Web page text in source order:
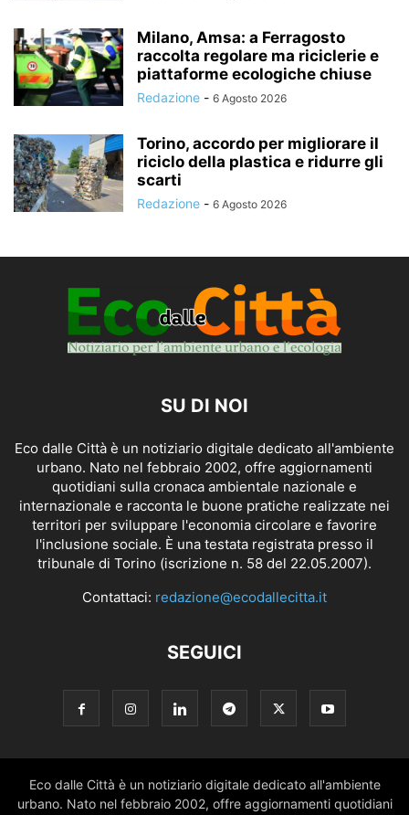
Milano, Amsa: a Ferragosto
raccolta regolare ma riciclerie e
piattaforme ecologiche chiuse
Redazione - 6 Agosto 2026
Torino, accordo per migliorare il
riciclo della plastica e ridurre gli
scarti
Redazione - 6 Agosto 2026
SU DI NOI
Eco dalle Città è un notiziario digitale dedicato all'ambiente
urbano. Nato nel febbraio 2002, offre aggiornamenti
quotidiani sulla cronaca ambientale nazionale e
internazionale e racconta le buone pratiche realizzate nei
territori per sviluppare l'economia circolare e favorire
l'inclusione sociale. È una testata registrata presso il
tribunale di Torino (iscrizione n. 58 del 22.05.2007).
Contattaci: redazione@ecodallecitta.it
SEGUICI
Eco dalle Città è un notiziario digitale dedicato all'ambiente
urbano. Nato nel febbraio 2002, offre aggiornamenti quotidiani